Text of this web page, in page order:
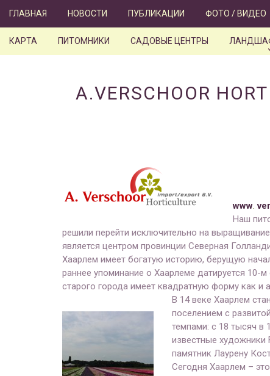
ГЛАВНАЯ НОВОСТИ ПУБЛИКАЦИИ ФОТО / ВИДЕО
КАРТА ПИТОМНИКИ САДОВЫЕ ЦЕНТРЫ
A.VERSCHOOR
www .
Наш
решили перейти исключительно на
является центром провинции Северная
Хаарлем имеет богатую историю, берущую
раннее упоминание о Хаарлеме датируется 10-
старого города имеет квадратную форму как и
В 14 веке Хаарлем
поселением с
темпами: с 18 тысяч в
известные художники
памятник Лаурену
Сегодня Хаарлем –